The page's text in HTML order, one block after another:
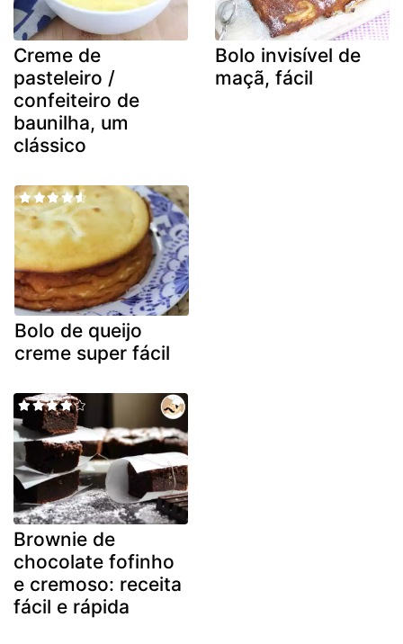
Creme de
pasteleiro /
confeiteiro de
baunilha, um
clássico
Bolo invisível de
maçã, fácil
Bolo de queijo
creme super fácil
Brownie de
chocolate fofinho
e cremoso: receita
fácil e rápida